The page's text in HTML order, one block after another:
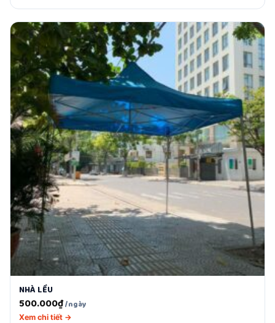
NHÀ LỀU
500.000₫/ngày
Xem chi tiết →